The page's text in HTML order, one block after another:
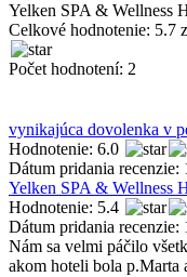
Yelken SPA & Wellness
Celkové hodnotenie: 5.7
Počet hodnotení: 2
vynikajúca dovolenka v
Hodnotenie: 6.0
Dátum pridania recenzie:
Yelken SPA & Wellness
Hodnotenie: 5.4
Dátum pridania recenzie:
Nám sa velmi páčilo
akom hoteli bola p.Marta